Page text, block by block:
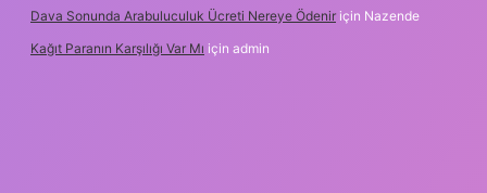
Dava Sonunda Arabuluculuk Ücreti Nereye Ödenir için Nazende
Kağıt Paranın Karşılığı Var Mı için admin